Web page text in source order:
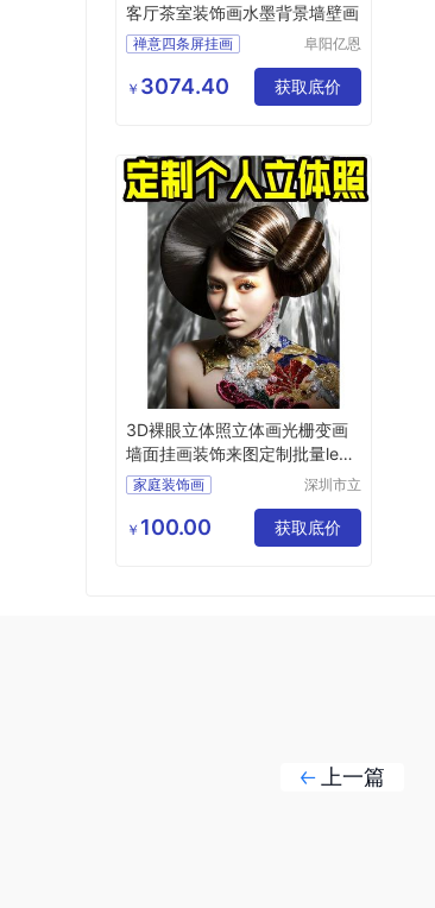
客厅茶室装饰画水墨背景墙壁画
禅意四条屏挂画
禅意四条屏挂画行情
挂画
装饰画
阜阳亿恩
有限公司
￥ 3074.40 获取底价
3D裸眼立体照立体画光栅变画
墙面挂画装饰来图定制批量lenti
cular
家庭装饰画
墙面挂画装饰
深圳市立
技有限公
司
￥ 100.00 获取底价
上一篇